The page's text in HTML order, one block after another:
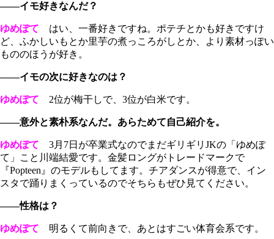
――イモ好きなんだ？
ゆめぽて はい、一番好きですね。ポテチとかも好きですけ
ど、ふかしいもとか里芋の煮っころがしとか、より素材っぽい
もののほうが好き。
――イモの次に好きなのは？
ゆめぽて 2位が梅干しで、3位が白米です。
――意外と素朴系なんだ。あらためて自己紹介を。
ゆめぽて 3月7日が卒業式なのでまだギリギリJKの「ゆめぽ
て」こと川端結愛です。金髪ロングがトレードマークで
『Popteen』のモデルもしてます。チアダンスが得意で、イン
スタで踊りまくっているのでそちらもぜひ見てください。
――性格は？
ゆめぽて 明るくて前向きで、あとはすごい体育会系です。